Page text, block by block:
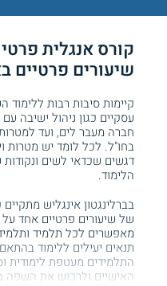
קורס אנגלית
שיעורים פרטיים
קיימות סיבות רבות
עסקיים כגון ניהול ישיבה
חברה מעבר לים, ועד למטרות
בחו"ל. לכל לומד יש מטרות
דגשים שכדאי לשים
הלימוד.
בברלינגטון אינגליש
של שיעורים פרטיים אחד
מאפשרים לכל תלמיד
תנאים יעילים ללימוד
התלמידים מעטפת לימודית
האישיים ולרכוש את השפה